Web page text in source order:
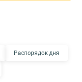
Распорядок дня